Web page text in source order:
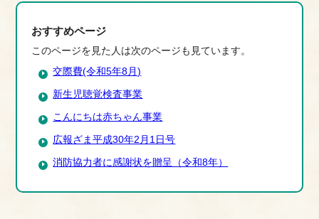
おすすめページ
このページを見た人は次のページも見ています。
交際費(令和5年8月)
新生児聴覚検査事業
こんにちは赤ちゃん事業
広報ざま平成30年2月1日号
消防協力者に感謝状を贈呈（令和8年）